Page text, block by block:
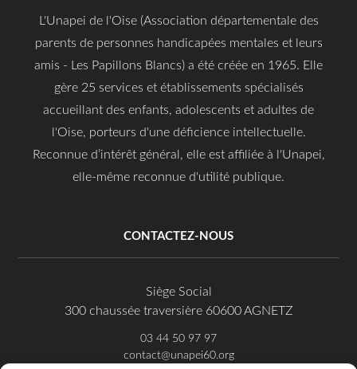
L'Unapei de l'Oise (Association départementale des
parents de personnes handicapées mentales et leurs
amis - Les Papillons Blancs) a été créée en 1965. Elle
gère 25 services et établissements spécialisés
accueillant des enfants, adolescents et adultes de
l'Oise, porteurs d'une déficience intellectuelle.
Reconnue d’intérêt général, elle est affiliée à l'Unapei,
elle-même reconnue d'utilité publique.
CONTACTEZ-NOUS
Siège Social
300 chaussée traversière 60600 AGNETZ
03 44 50 97 97
contact@unapei60.org